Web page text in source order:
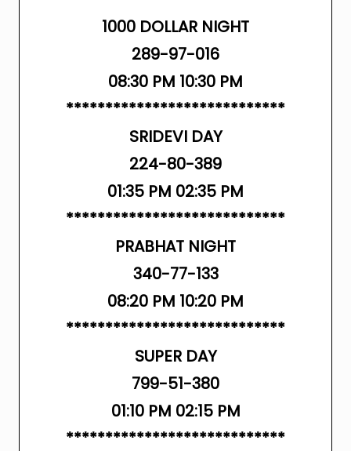
1000 DOLLAR NIGHT
289-97-016
08:30 PM 10:30 PM
****************************
SRIDEVI DAY
224-80-389
01:35 PM 02:35 PM
****************************
PRABHAT NIGHT
340-77-133
08:20 PM 10:20 PM
****************************
SUPER DAY
799-51-380
01:10 PM 02:15 PM
****************************